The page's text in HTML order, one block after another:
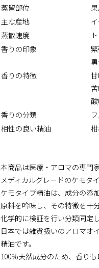
蒸留部位
主な産地
蒸散速度
香りの印象
香りの特徴
香りの分類
相性の良い精油
本商品は医療・アロマの専門
メディカルグレードのケモタ
ケモタイプ精油は、成分の添
原料を吟味し、その特徴を十
化学的に検証を行い分類同定
日本では雑貨扱いのアロマオ
精油です。
100%天然成分のため、香り